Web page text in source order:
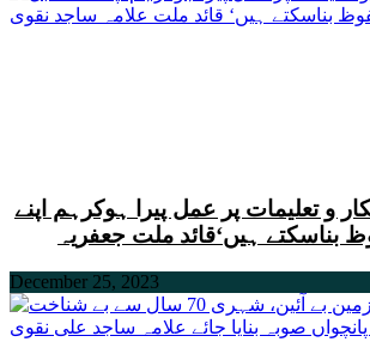
و تعلیمات پر عمل پیرا ہوکرہم اپنے
بناسکتے ہیں‘قائد ملت جعفریہ
December 25, 2023